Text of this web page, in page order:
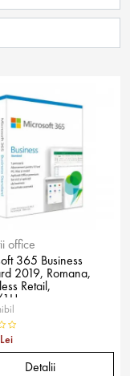
office
365 Business
2019, Romana,
Retail,
Detalii